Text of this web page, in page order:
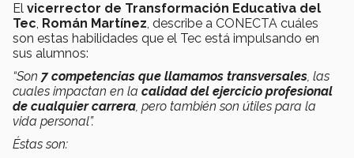
El vicerrector de Transformación Educativa del
Tec, Román Martínez, describe a CONECTA cuáles
son estas habilidades que el Tec está impulsando en
sus alumnos:
“Son 7 competencias que llamamos transversales, las
cuales impactan en la calidad del ejercicio profesional
de cualquier carrera, pero también son útiles para la
vida personal”.
Éstas son: